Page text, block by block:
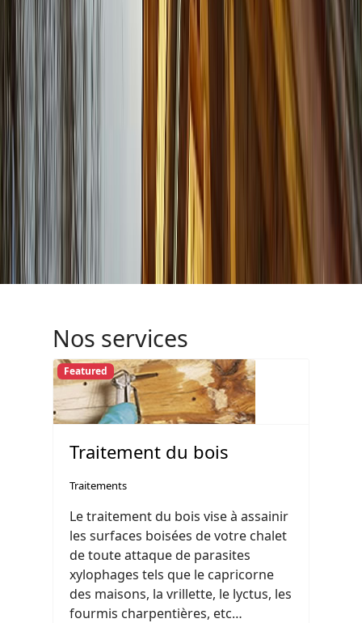
Nos services
Featured
Traitement du bois
Traitements
Le traitement du bois vise à assainir
les surfaces boisées de votre chalet
de toute attaque de parasites
xylophages tels que le capricorne
des maisons, la vrillette, le lyctus, les
fourmis charpentières, etc…